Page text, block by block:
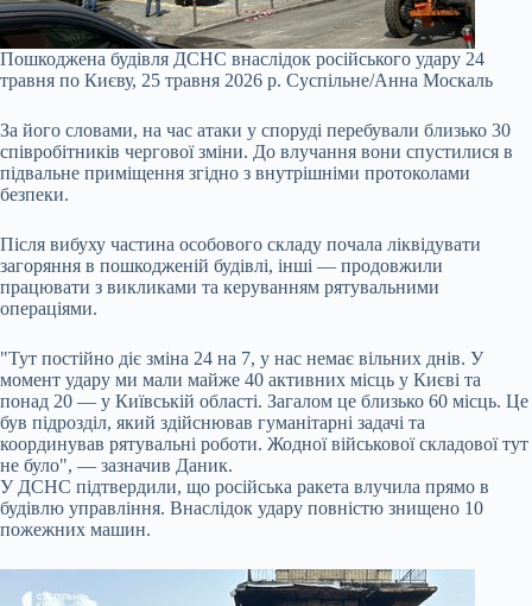
Пошкоджена будівля ДСНС внаслідок російського удару 24
травня по Києву, 25 травня 2026 р. Cуспільне/Анна Москаль
За його словами, на час атаки у споруді перебували близько 30
співробітників чергової зміни. До влучання вони спустилися в
підвальне приміщення згідно з внутрішніми протоколами
безпеки.
Після вибуху частина особового складу почала ліквідувати
загоряння в пошкодженій будівлі, інші — продовжили
працювати з викликами та керуванням рятувальними
операціями.
"Тут постійно діє зміна 24 на 7, у нас немає вільних днів. У
момент удару ми мали майже 40 активних місць у Києві та
понад 20 — у Київській області. Загалом це близько 60 місць. Це
був підрозділ, який здійснював гуманітарні задачі та
координував рятувальні роботи. Жодної військової складової тут
не було", — зазначив Даник.
У ДСНС підтвердили, що російська ракета влучила прямо в
будівлю управління. Внаслідок удару повністю знищено 10
пожежних машин.